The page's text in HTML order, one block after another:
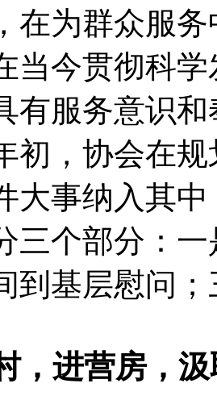
在为群众服
当今贯彻科
有服务意识
初，协会在
大事纳入其
三个部分：
到基层慰问
，进营房，